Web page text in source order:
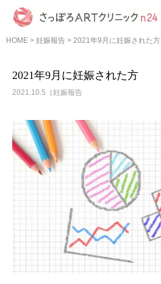
HOME > 妊娠報告 > 2021年9月に妊娠された方
2021年9月に妊娠された方
2021.10.5 妊娠報告
初めての方へ
診療案内
費用について